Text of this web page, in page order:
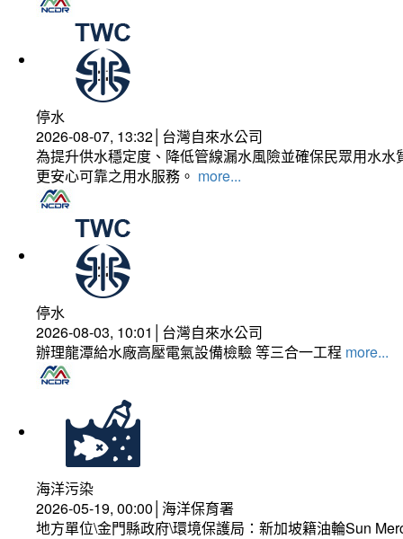
停水
2026-08-07, 13:32│台灣自來水公司
為提升供水穩定度、降低管線漏水風險並確保民眾用水
更安心可靠之用水服務。 more...
停水
2026-08-03, 10:01│台灣自來水公司
辦理龍潭給水廠高壓電氣設備檢驗 等三合一工程 more...
海洋污染
2026-05-19, 00:00│海洋保育署
地方單位\金門縣政府\環境保護局：新加坡籍油輪Sun